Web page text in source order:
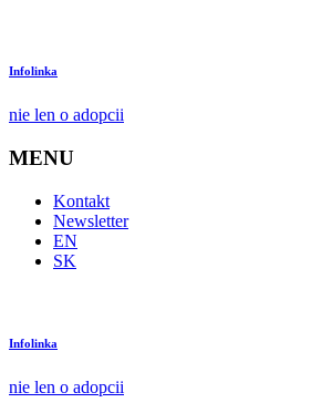
Infolinka
nie len o adopcii
MENU
Kontakt
Newsletter
EN
SK
Infolinka
nie len o adopcii